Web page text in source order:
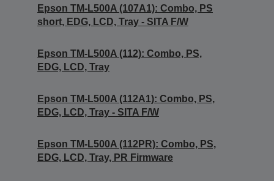
Epson TM-L500A (107A1): Combo, PS
short, EDG, LCD, Tray - SITA F/W
Epson TM-L500A (112): Combo, PS,
EDG, LCD, Tray
Epson TM-L500A (112A1): Combo, PS,
EDG, LCD, Tray - SITA F/W
Epson TM-L500A (112PR): Combo, PS,
EDG, LCD, Tray, PR Firmware